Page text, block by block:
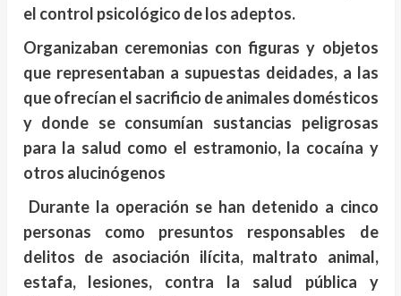
el control psicológico de los adeptos.
Organizaban ceremonias con figuras y objetos
que representaban a supuestas deidades, a las
que ofrecían el sacrificio de animales domésticos
y donde se consumían sustancias peligrosas
para la salud como el estramonio, la cocaína y
otros alucinógenos
Durante la operación se han detenido a cinco
personas como presuntos responsables de
delitos de asociación ilícita, maltrato animal,
estafa, lesiones, contra la salud pública y